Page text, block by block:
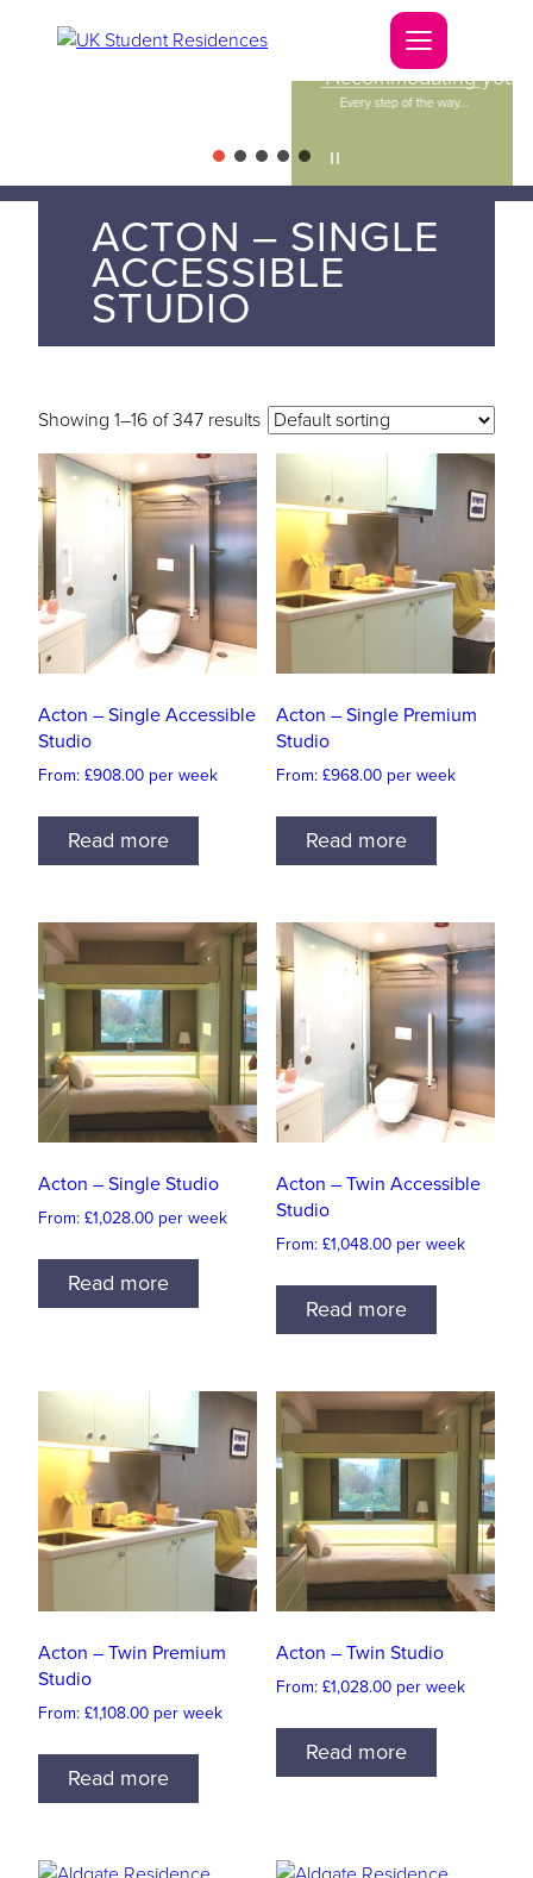
Accommodating you
Every step of the way...
ACTON – SINGLE
ACCESSIBLE
STUDIO
Showing 1–16 of 347 results
Acton – Single Accessible
Studio
From: £908.00 per week
Read more
Acton – Single Premium
Studio
From: £968.00per week
Read more
Acton – Single Studio
From: £1,028.00 per week
Read more
Acton – Twin Accessible
Studio
From: £1,048.00per week
Read more
Acton – Twin Premium
Studio
From: £1,108.00 per week
Read more
Acton – Twin Studio
From: £1,028.00per week
Read more